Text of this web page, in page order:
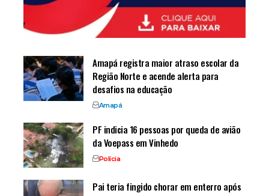
Amapá registra maior atraso escolar da
Região Norte e acende alerta para
desafios na educação
Amapá
PF indicia 16 pessoas por queda de avião
da Voepass em Vinhedo
Polícia
Pai teria fingido chorar em enterro após